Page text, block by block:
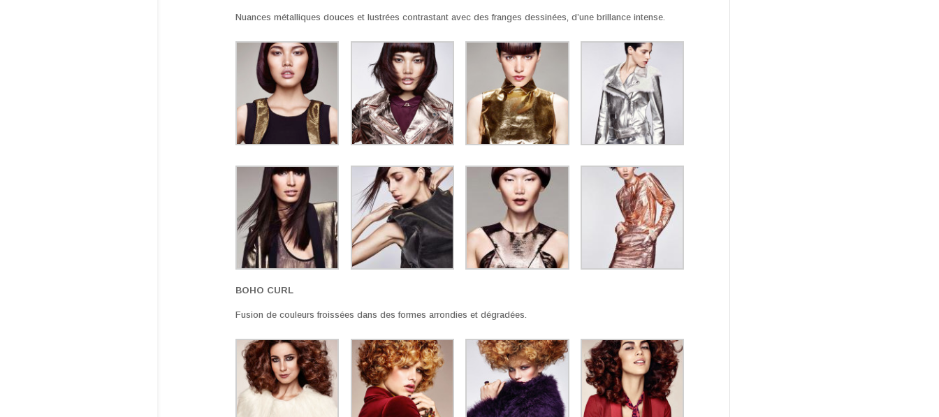
Nuances métalliques douces et lustrées contrastant avec des franges dessinées, d’une brillance intense.
BOHO CURL
Fusion de couleurs froissées dans des formes arrondies et dégradées.